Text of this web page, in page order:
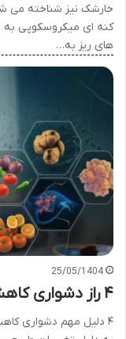
خارشک نیز شناخته می
کنه ای میکروسکوپی به
های ریز به…
25/05/1404
۴ راز دشواری کاهش وزن در میانسالی
۴ دلیل مهم دشواری